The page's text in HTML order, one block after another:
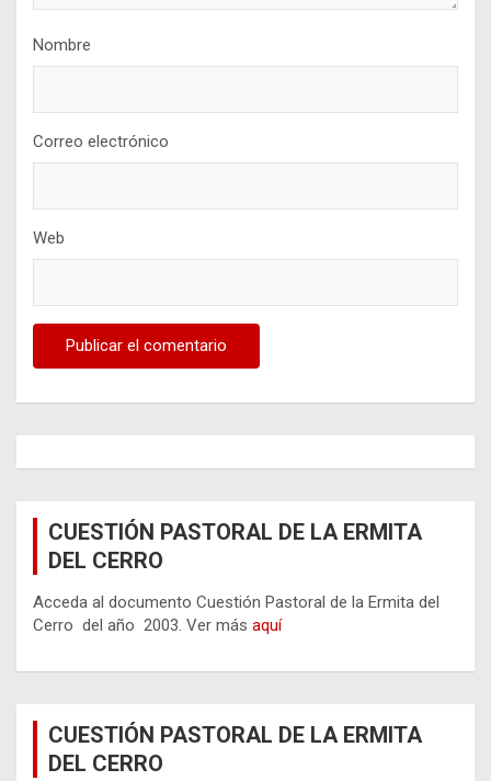
Nombre
Correo electrónico
Web
CUESTIÓN PASTORAL DE LA ERMITA
DEL CERRO
Acceda al documento Cuestión Pastoral de la Ermita del
Cerro del año 2003. Ver más aquí
CUESTIÓN PASTORAL DE LA ERMITA
DEL CERRO